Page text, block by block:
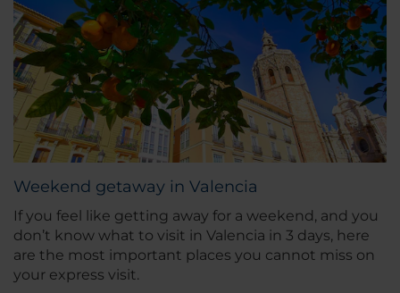
Weekend getaway in Valencia
If you feel like getting away for a weekend, and you
don’t know what to visit in Valencia in 3 days, here
are the most important places you cannot miss on
your express visit.